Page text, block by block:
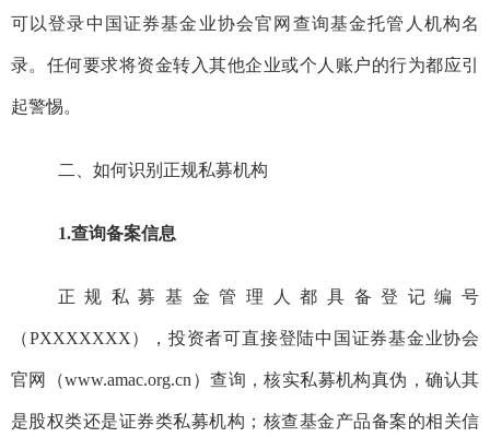
可以登录中国证券基金业协会官网查询基金托管人机构名
录。任何要求将资金转入其他企业或个人账户的行为都应引
起警惕。
二、如何识别正规私募机构
1.查询备案信息
正规私募基金管理人都 具备登记编号
（PXXXXXXX），投资者可直接登陆中国证券基金业协会
官网（www.amac.org.cn）查询 ，核实私募机构真伪，确认其
是股权类还是证券类私募机构；核查基金产品备案的相关信